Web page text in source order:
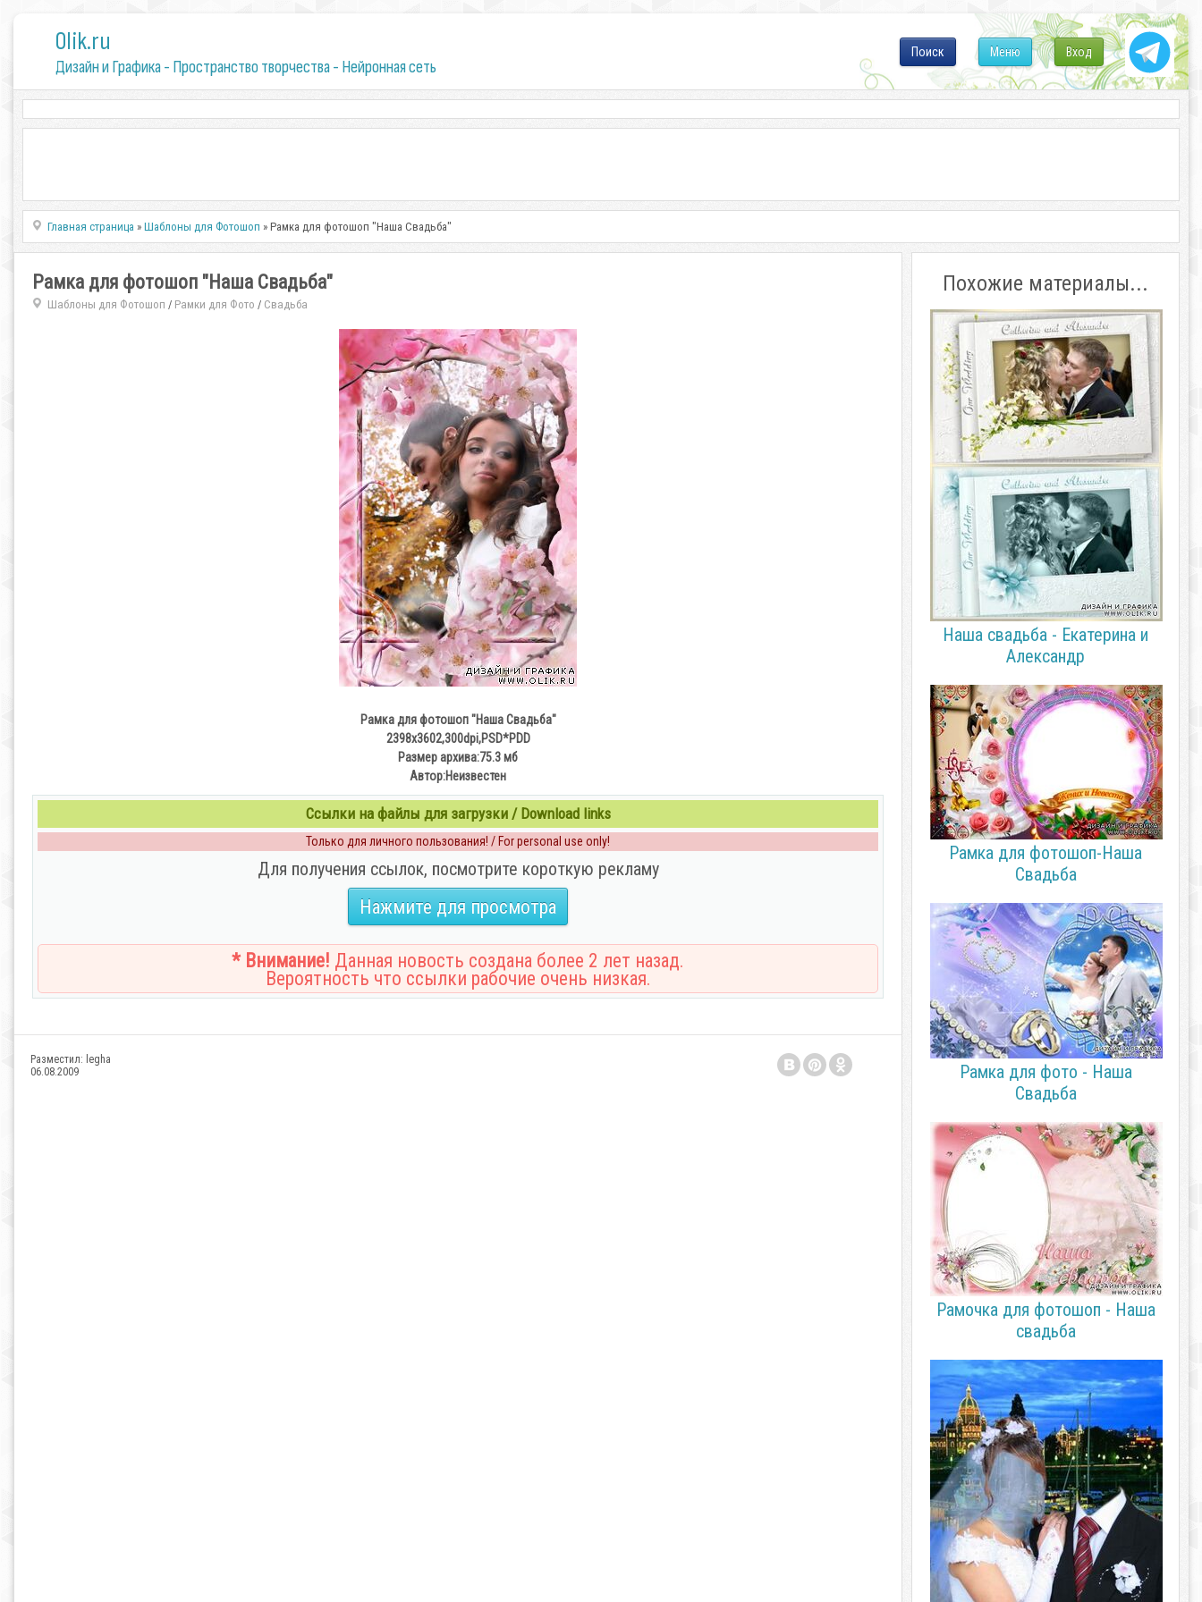
0lik.ru
Дизайн и Графика - Пространство творчества - Нейронная сеть
Вход
Меню
Поиск
Главная страница »Шаблоны для Фотошоп » Рамка для фотошоп "Наша Свадьба"
Рамка для фотошоп "Наша Свадьба"
Шаблоны для Фотошоп / Рамки для Фото / Свадьба
Рамка для фотошоп "Наша Свадьба"
2398х3602,300dpi,PSD*PDD
Размер архива:75.3 мб
Автор:Неизвестен
Ссылки на файлы для загрузки / Download links
Только для личного пользования! / For personal use only!
Для получения ссылок, посмотрите короткую рекламу
Нажмите для просмотра
* Внимание! Данная новость создана более 2 лет назад.
Вероятность что ссылки рабочие очень низкая.
Разместил: legha
06.08.2009
Похожие материалы...
Наша свадьба - Екатерина и
Александр
Рамка для фотошоп-Наша
Свадьба
Рамка для фото - Наша
Свадьба
Рамочка для фотошоп - Наша
свадьба